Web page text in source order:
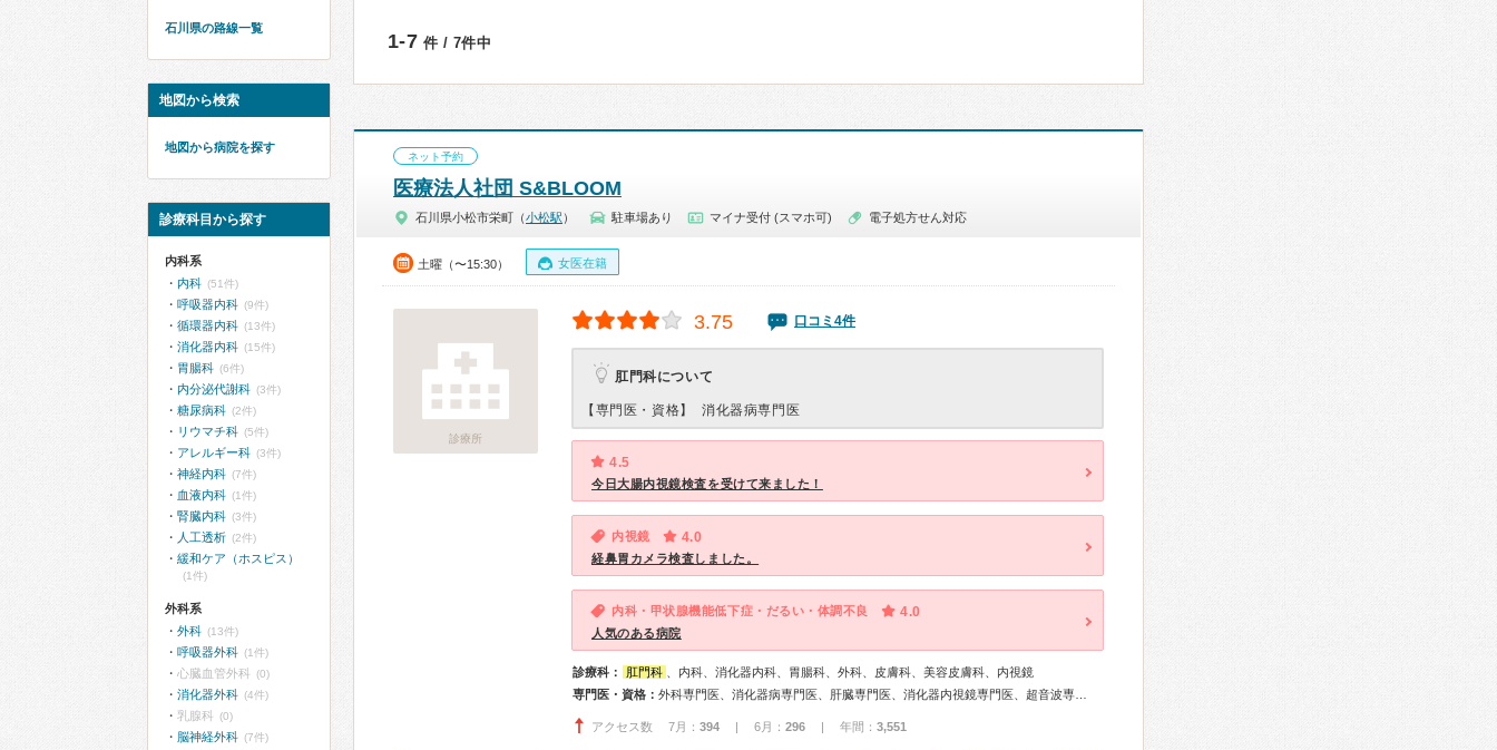
1-7 件 / 7件中
ネット予約
医療法人社団 S&BLOOM
石川県小松市栄町（小松駅 ） 駐車場あり マイナ受付 (スマホ可) 電子処方せん対応
土曜（〜15:30） 女医在籍
診療所
3.75 口コミ4件
肛門科について
【専門医・資格】 消化器病専門医
4.5
今日大腸内視鏡検査を受けて来ました！
内視鏡 4.0
経鼻胃カメラ検査しました。
内科・甲状腺機能低下症・だるい・体調不良 4.0
人気のある病院
診療科： 肛門科
、内科、消化器内科、胃腸科、外科、皮膚科、美容皮膚科、内視鏡
専門医・資格：
アクセス数 7月： 394 | 6月： 296 | 年間： 3,551
石川県の路線一覧
地図から検索
地図から病院を探す
診療科目から探す
内科系
内科 (51件)
呼吸器内科 (9件)
循環器内科 (13件)
消化器内科 (15件)
胃腸科 (6件)
内分泌代謝科 (3件)
糖尿病科 (2件)
リウマチ科 (5件)
アレルギー科 (3件)
神経内科 (7件)
血液内科 (1件)
腎臓内科 (3件)
人工透析 (2件)
緩和ケア（ホスピス）
(1件)
外科系
外科 (13件)
呼吸器外科 (1件)
心臓血管外科 (0)
消化器外科 (4件)
乳腺科 (0)
脳神経外科 (7件)